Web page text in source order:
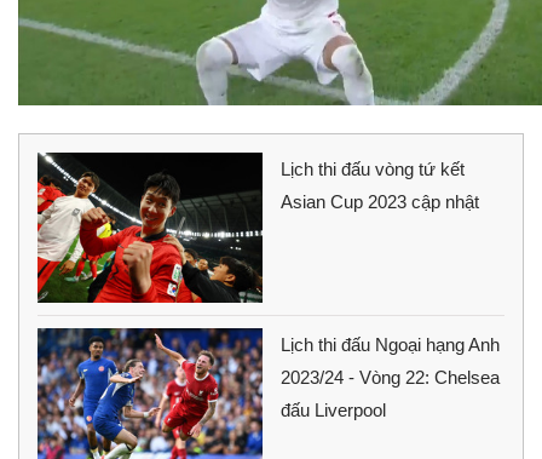
Lịch thi đấu vòng tứ kết
Asian Cup 2023 cập nhật
Lịch thi đấu Ngoại hạng Anh
2023/24 - Vòng 22: Chelsea
đấu Liverpool